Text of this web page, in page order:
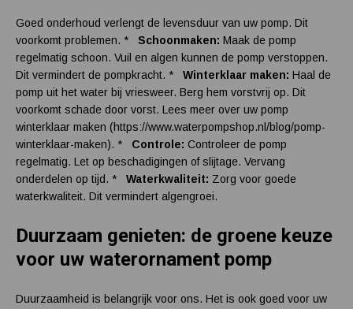
Goed onderhoud verlengt de levensduur van uw pomp. Dit
voorkomt problemen. * Schoonmaken: Maak de pomp
regelmatig schoon. Vuil en algen kunnen de pomp verstoppen.
Dit vermindert de pompkracht. * Winterklaar maken: Haal de
pomp uit het water bij vriesweer. Berg hem vorstvrij op. Dit
voorkomt schade door vorst. Lees meer over uw pomp
winterklaar maken (https://www.waterpompshop.nl/blog/pomp-
winterklaar-maken). * Controle: Controleer de pomp
regelmatig. Let op beschadigingen of slijtage. Vervang
onderdelen op tijd. * Waterkwaliteit: Zorg voor goede
waterkwaliteit. Dit vermindert algengroei.
Duurzaam genieten: de groene keuze
voor uw waterornament pomp
Duurzaamheid is belangrijk voor ons. Het is ook goed voor uw